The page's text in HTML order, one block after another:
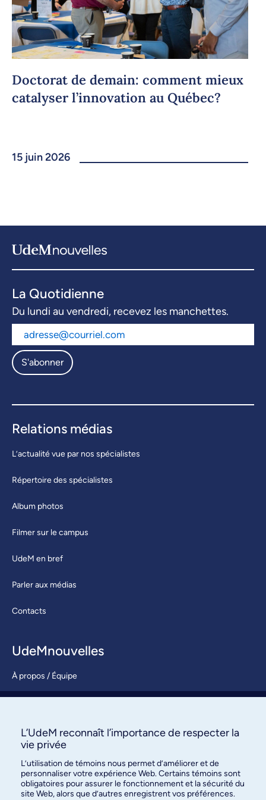
Doctorat de demain: comment mieux
catalyser l’innovation au Québec?
15 juin 2026
La Quotidienne
Du lundi au vendredi, recevez les manchettes.
S'abonner
Relations médias
L’actualité vue par nos spécialistes
Répertoire des spécialistes
Album photos
Filmer sur le campus
UdeM en bref
Parler aux médias
Contacts
UdeMnouvelles
À propos / Équipe
S’abonner
L’UdeM reconnaît l’importance de respecter la
vie privée
L’utilisation de témoins nous permet d’améliorer et de
personnaliser votre expérience Web. Certains témoins sont
obligatoires pour assurer le fonctionnement et la sécurité du
site Web, alors que d’autres enregistrent vos préférences.